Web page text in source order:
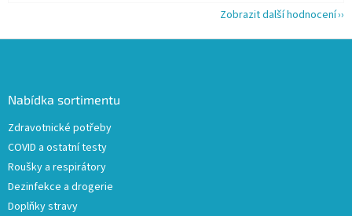
Zobrazit další hodnocení
Nabídka sortimentu
Zdravotnické potřeby
COVID a ostatní testy
Roušky a respirátory
Dezinfekce a drogerie
Doplňky stravy